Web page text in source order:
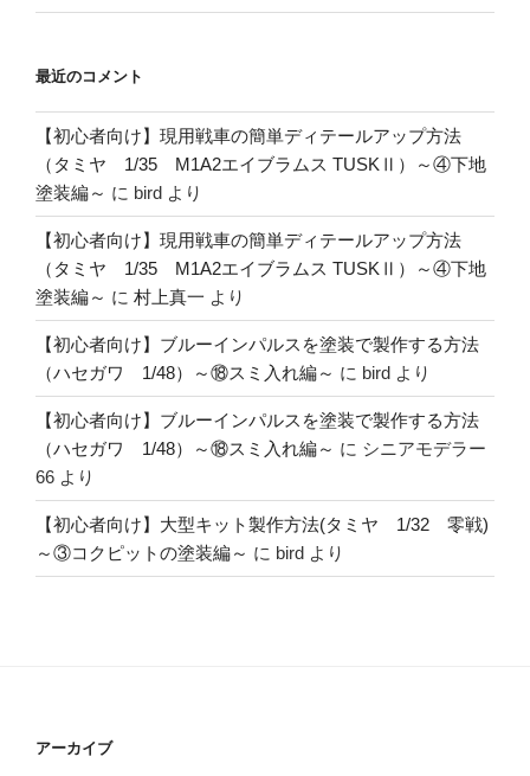
最近のコメント
【初心者向け】現用戦車の簡単ディテールアップ方法
（タミヤ 1/35 M1A2エイブラムス TUSKⅡ）～④下地
塗装編～ に bird より
【初心者向け】現用戦車の簡単ディテールアップ方法
（タミヤ 1/35 M1A2エイブラムス TUSKⅡ）～④下地
塗装編～ に 村上真一 より
【初心者向け】ブルーインパルスを塗装で製作する方法
（ハセガワ 1/48）～⑱スミ入れ編～ に bird より
【初心者向け】ブルーインパルスを塗装で製作する方法
（ハセガワ 1/48）～⑱スミ入れ編～ に シニアモデラー
66 より
【初心者向け】大型キット製作方法(タミヤ 1/32 零戦)
～③コクピットの塗装編～ に bird より
アーカイブ